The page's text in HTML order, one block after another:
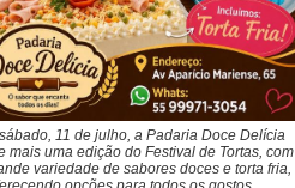
11 de julho, a Padaria Doce Delícia
mais uma edição do Festival de Tortas, com
variedade de sabores doces e torta fria,